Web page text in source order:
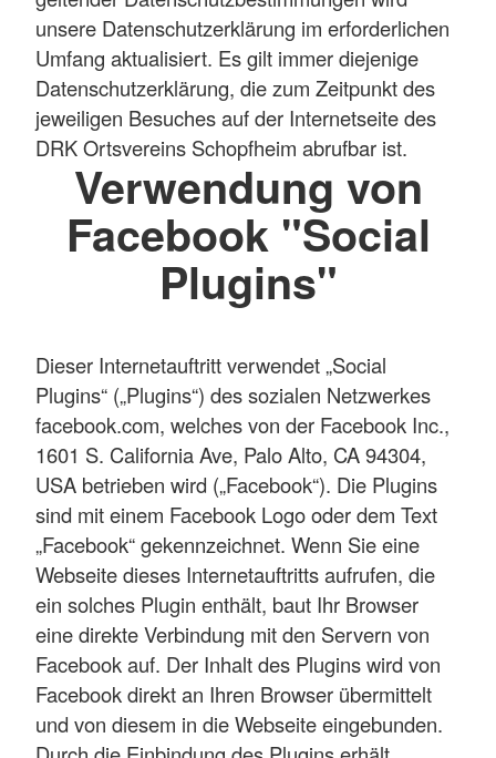
unsere Datenschutzerklärung im erforderlichen
Umfang aktualisiert. Es gilt immer diejenige
Datenschutzerklärung, die zum Zeitpunkt des
jeweiligen Besuches auf der Internetseite des
DRK Ortsvereins Schopfheim abrufbar ist.
Verwendung von
Facebook "Social
Plugins"
Dieser Internetauftritt verwendet „Social
Plugins“ („Plugins“) des sozialen Netzwerkes
facebook.com, welches von der Facebook Inc.,
1601 S. California Ave, Palo Alto, CA 94304,
USA betrieben wird („Facebook“). Die Plugins
sind mit einem Facebook Logo oder dem Text
„Facebook“ gekennzeichnet. Wenn Sie eine
Webseite dieses Internetauftritts aufrufen, die
ein solches Plugin enthält, baut Ihr Browser
eine direkte Verbindung mit den Servern von
Facebook auf. Der Inhalt des Plugins wird von
Facebook direkt an Ihren Browser übermittelt
und von diesem in die Webseite eingebunden.